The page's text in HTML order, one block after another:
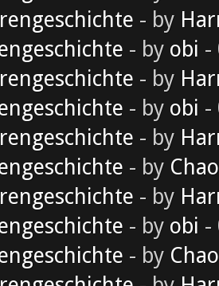
- by
- by obi -
- by
- by obi -
- by
- by
- by
- by obi -
- by